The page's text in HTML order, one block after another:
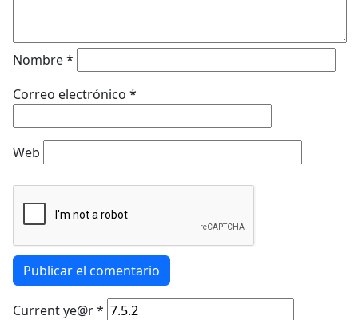
Nombre*
Correo electrónico *
Web
Publicar el comentario
Current ye@r*